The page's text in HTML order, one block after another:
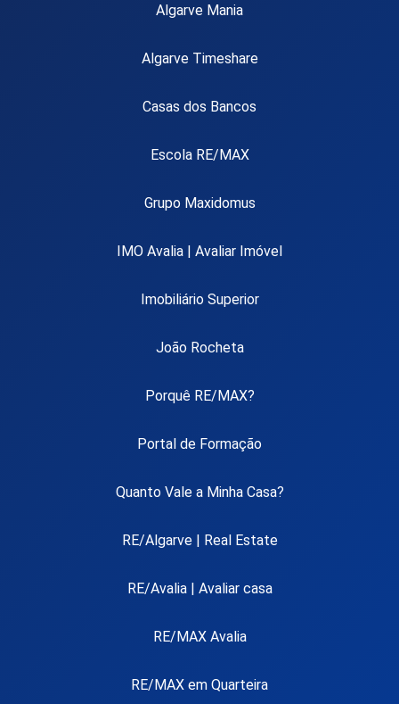
Algarve Mania
Algarve Timeshare
Casas dos Bancos
Escola RE/MAX
Grupo Maxidomus
IMO Avalia | Avaliar Imóvel
Imobiliário Superior
João Rocheta
Porquê RE/MAX?
Portal de Formação
Quanto Vale a Minha Casa?
RE/Algarve | Real Estate
RE/Avalia | Avaliar casa
RE/MAX Avalia
RE/MAX em Quarteira